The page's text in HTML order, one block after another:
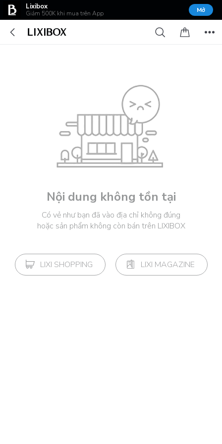
Lixibox
Giảm 500K khi mua trên App Mở
Nội dung không tồn tại
Có vẻ như bạn đã vào địa chỉ không đúng
hoặc sản phẩm không còn bán trên LIXIBOX
LIXI SHOPPING LIXI MAGAZINE